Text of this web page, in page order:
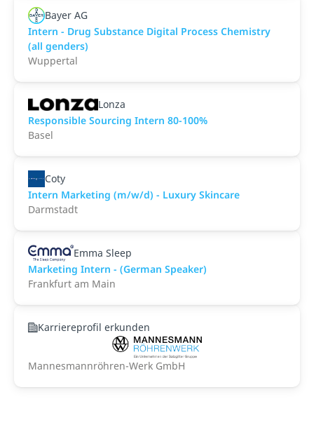
Bayer AG
Intern - Drug Substance Digital Process Chemistry
(all genders)
Wuppertal
Lonza
Responsible Sourcing Intern 80-100%
Basel
Coty
Intern Marketing (m/w/d) - Luxury Skincare
Darmstadt
Emma Sleep
Marketing Intern - (German Speaker)
Frankfurt am Main
Karriereprofil erkunden
Mannesmannröhren-Werk GmbH